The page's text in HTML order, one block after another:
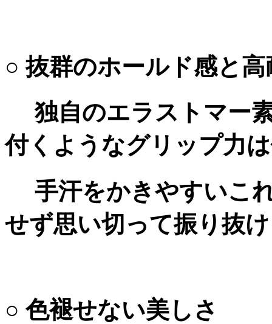
○ 抜群のホールド感と高
独自のエラストマー
付くようなグリップ力
手汗をかきやすいこ
せず思い切って振り抜
○ 色褪せない美しさ